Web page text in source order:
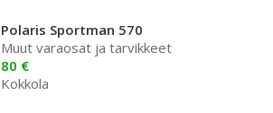
Polaris Sportman 570
Muut varaosat ja tarvikkeet
80 €
Kokkola